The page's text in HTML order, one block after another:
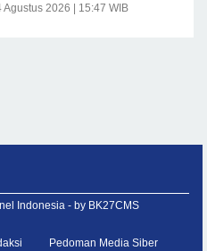
Agustus 2026 | 15:47 WIB
Indonesia - by BK27CMS
Pedoman Media Siber